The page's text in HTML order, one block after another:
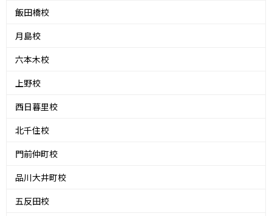
飯田橋校
月島校
六本木校
上野校
西日暮里校
北千住校
門前仲町校
品川大井町校
五反田校